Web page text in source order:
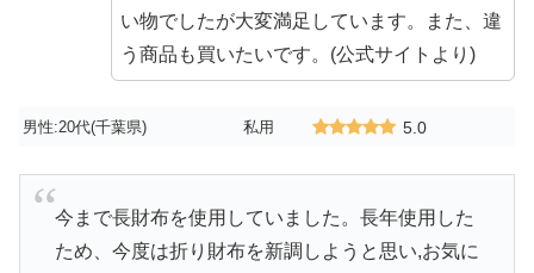
い物でしたが大変満足しています。また、違
う商品も買いたいです。(公式サイトより)
男性:20代(千葉県) 私用 5.0
今まで長財布を使用していました。長年使用した
ため、今度は折り財布を新調しようと思い,お気に